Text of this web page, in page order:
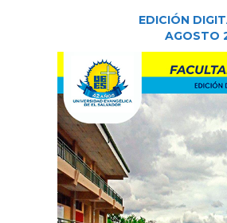
EDICIÓN
AGOSTO